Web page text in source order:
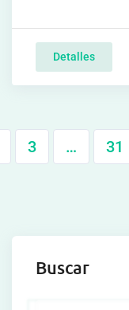
Detalles
3 … 31
Buscar